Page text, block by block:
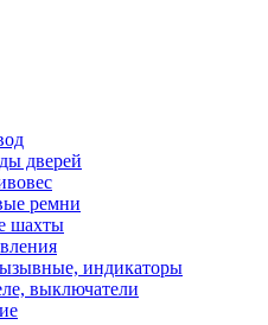
дверей
ремни
шахты
индикаторы
выключатели